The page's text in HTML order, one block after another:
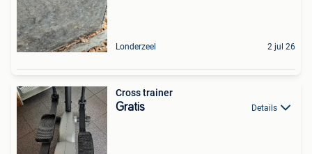
Londerzeel 2 jul 26
Cross trainer
Gratis Details